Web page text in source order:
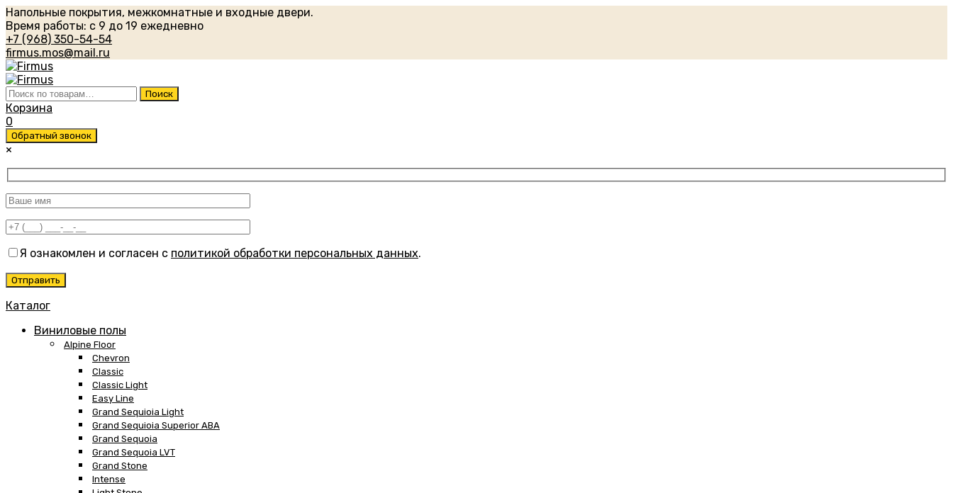
Напольные покрытия, межкомнатные и входные двери.
Время работы: с 9 до 19 ежедневно
+7 (968) 350-54-54
firmus.mos@mail.ru
Искать: Поиск
Корзина
0
Обратный звонок
×
Я ознакомлен и согласен с политикой обработки персональных данных.
Каталог
Виниловые полы
Alpine Floor
Chevron
Classic
Classic Light
Easy Line
Grand Sequioia Light
Grand Sequioia Superior ABA
Grand Sequoia
Grand Sequoia LVT
Grand Stone
Intense